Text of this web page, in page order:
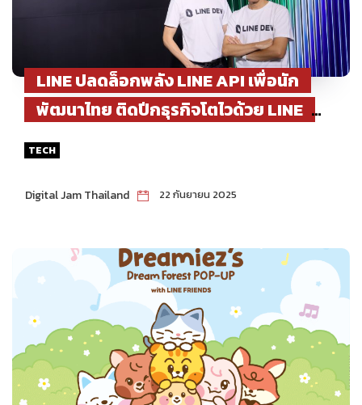
LINE ปลดล็อกพลัง LINE API เพื่อนัก
พัฒนาไทย ติดปีกธุรกิจโตไวด้วย LINE
MINI App
TECH
Digital Jam Thailand 22 กันยายน 2025